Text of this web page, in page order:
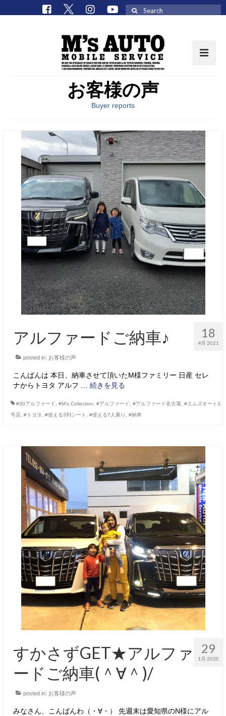
取扱車種一覧
在庫車一覧
M’sCollectionパーツ一覧
エムズオート
M’sCollection
エムズオートとは
サービス・保証
店舗情報
店舗情報
トップメッセージ
スタッフ紹介
ブログ
イベント
お客様の声
お問い合わせ
メールフォーム
電話はこちら
お客様の声
Buyer reports
18
4月 2021
アルファードご納車♪
posted in: お客様の声
こんばんは 本日、納車させて頂いたM様ファミリー 日産 セレ
ナからトヨタ アルフ … 続きを見る
#30アルファード #M’s Collection #アルファード #アルファード名古屋
#エムズオート3
号店 #トヨタ #使える3列シート #使える7人乗り #納車
29
1月 2020
すかさずGET★アルファ
ードご納車(＾∀＾)/
posted in: お客様の声
みなさん、こんばんわ（・∀・） 先週末は愛知県のN様にアル